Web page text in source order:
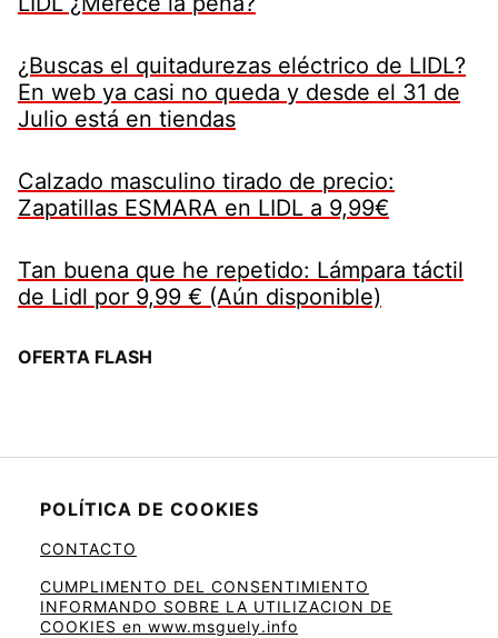
¿Buscas el quitadurezas eléctrico de LIDL?
En web ya casi no queda y desde el 31 de
Julio está en tiendas
Calzado masculino tirado de precio:
Zapatillas ESMARA en LIDL a 9,99€
Tan buena que he repetido: Lámpara táctil
de Lidl por 9,99 € (Aún disponible)
OFERTA FLASH
POLÍTICA DE COOKIES
CONTACTO
CUMPLIMENTO DEL CONSENTIMIENTO
INFORMANDO SOBRE LA UTILIZACION DE
COOKIES en www.msguely.info